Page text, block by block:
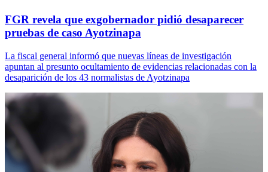
FGR revela que exgobernador pidió desaparecer
pruebas de caso Ayotzinapa
La fiscal general informó que nuevas líneas de investigación
apuntan al presunto ocultamiento de evidencias relacionadas con la
desaparición de los 43 normalistas de Ayotzinapa